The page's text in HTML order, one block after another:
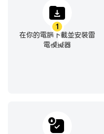
1
在你的電腦下載並安裝雷
電模擬器